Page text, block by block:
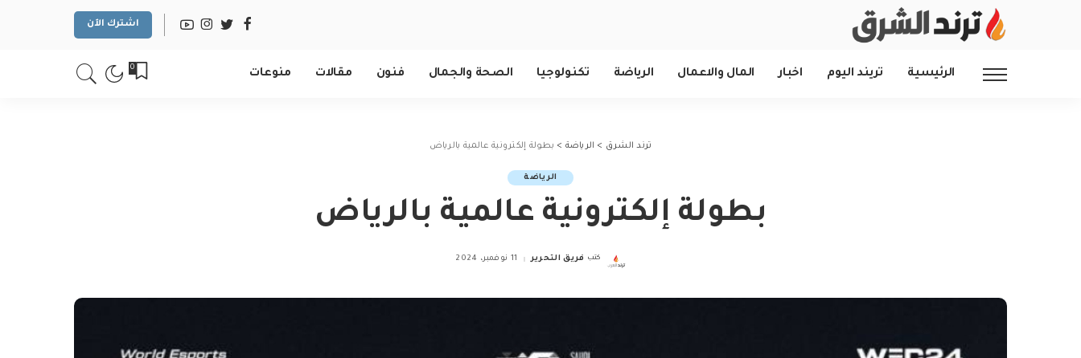
اشترك الآن
الرئيسية تريند اليوم اخبار المال والاعمال الرياضة تكنولوجيا الصحة والجمال فنون مقالات منوعات 0
ترند الشرق > الرياضة > بطولة إلكترونية عالمية بالرياض
الرياضة
بطولة إلكترونية عالمية بالرياض
Posted
كتب فريق التحرير 11 نوفمبر، 2024